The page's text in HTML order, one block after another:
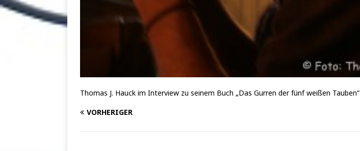
Thomas J. Hauck im Interview zu seinem Buch „Das Gurren der fünf weißen Tauben“
VORHERIGER